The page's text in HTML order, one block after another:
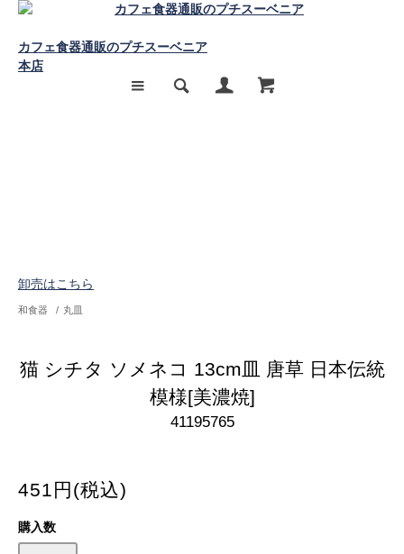
カフェ食器通販のプチスーベニア
本店
卸売はこちら
和食器 / 丸皿
猫 シチタ ソメネコ 13cm皿 唐草 日本伝統
模様[美濃焼]
41195765
451円(税込)
購入数